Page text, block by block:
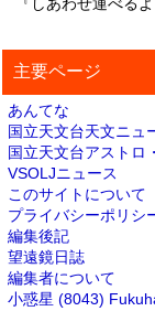
主要ページ
あんてな
国立天文台天文ニュ
国立天文台アストロ
VSOLJニュース
このサイトについて
プライバシーポリシ
編集後記
望遠鏡日誌
編集者について
小惑星 (8043)